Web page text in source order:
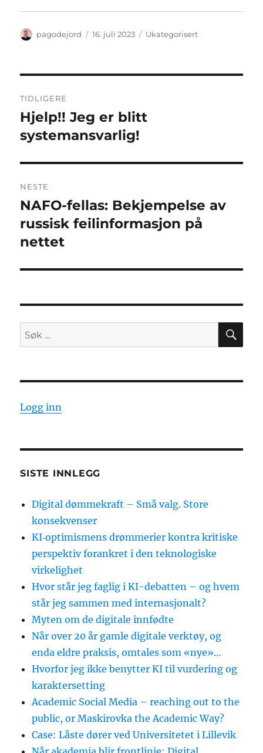
Forfatter
pagodejord Publisert
16. juli 2023 Kategorier
Ukategorisert
TIDLIGERE
Forrige
innlegg:
Hjelp!! Jeg er blitt
systemansvarlig!
NESTE
Neste
innlegg:
NAFO-fellas: Bekjempelse av
russisk feilinformasjon på
nettet
Søk
etter:
Logg inn
SISTE INNLEGG
Digital dømmekraft – Små valg. Store
konsekvenser
KI‑optimismens drømmerier kontra kritiske
perspektiv forankret i den teknologiske
virkelighet
Hvor står jeg faglig i KI-debatten – og hvem
står jeg sammen med internasjonalt?
Myten om de digitale innfødte
Når over 20 år gamle digitale verktøy, og
enda eldre praksis, omtales som «nye»…
Hvorfor jeg ikke benytter KI til vurdering og
karaktersetting
Academic Social Media – reaching out to the
public, or Maskirovka the Academic Way?
Case: Låste dører ved Universitetet i Lillevik